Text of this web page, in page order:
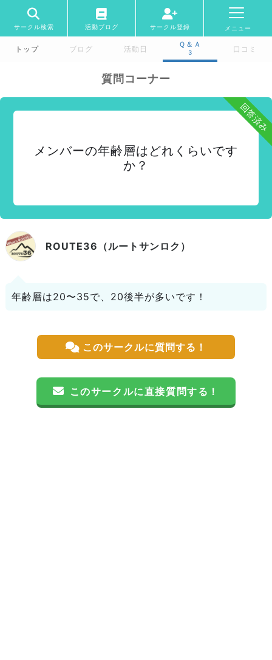
サークル検索 活動ブログ サークル登録 メニュー
トップ ブログ 活動日
Ｑ＆Ａ
3 口コミ
質問コーナー
回答済み
メンバーの年齢層はどれくらいです
か？
ROUTE36（ルートサンロク）
年齢層は20〜35で、20後半が多いです！
このサークルに質問する！
このサークルに直接質問する！